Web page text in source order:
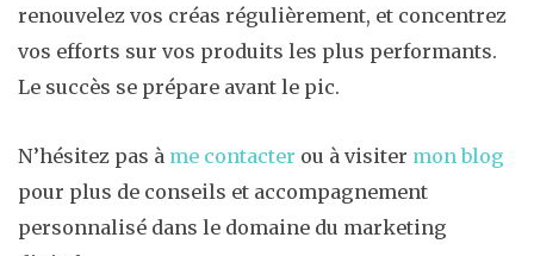
renouvelez vos créas régulièrement, et concentrez
vos efforts sur vos produits les plus performants.
Le succès se prépare avant le pic.
N’hésitez pas à me contacter ou à visiter mon blog
pour plus de conseils et accompagnement
personnalisé dans le domaine du marketing